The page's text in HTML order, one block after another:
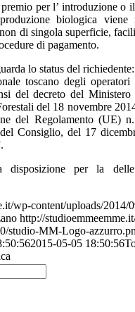
per l’ introduzione o
biologica viene
di singola superficie,
di pagamento.
lo status del
toscano degli
del decreto del
del 18 novembre
del Regolamento (UE)
Consiglio, del 17
per la delle
wp-content/uploads/2014/
http://
studio-MM-Logo-
2015-05-05 18:50:56